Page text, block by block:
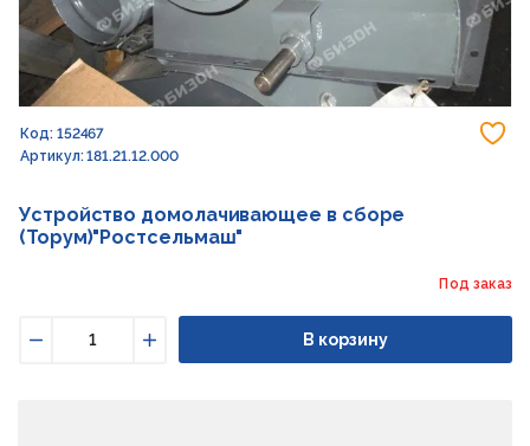
Код: 152467
Артикул: 181.21.12.000
Устройство домолачивающее в сборе
(Торум)"Ростсельмаш"
Под заказ
Увеличить
В корзину